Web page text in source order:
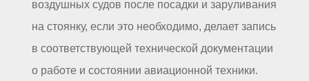
воздушных судов после посадки и заруливания
на стоянку, если это необходимо, делает запись
в соответствующей технической документации
о работе и состоянии авиационной техники.